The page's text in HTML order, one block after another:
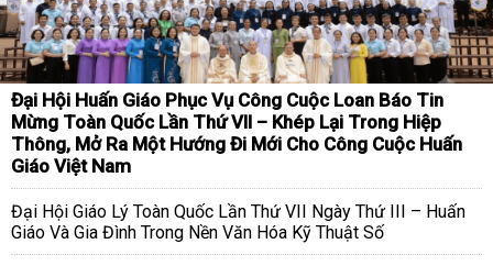
Đại Hội Huấn Giáo Phục Vụ Công Cuộc Loan Báo Tin
Mừng Toàn Quốc Lần Thứ VII – Khép Lại Trong Hiệp
Thông, Mở Ra Một Hướng Đi Mới Cho Công Cuộc Huấn
Giáo Việt Nam
Đại Hội Giáo Lý Toàn Quốc Lần Thứ VII Ngày Thứ III – Huấn
Giáo Và Gia Đình Trong Nền Văn Hóa Kỹ Thuật Số